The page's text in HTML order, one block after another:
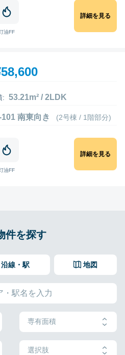
油FF
詳細を見る
: 53.21m² / 2LDK
101 南東向き (2号棟 / 1階部分)
油FF
詳細を見る
件を探す
地図
沿線・駅
専有面積
選択肢